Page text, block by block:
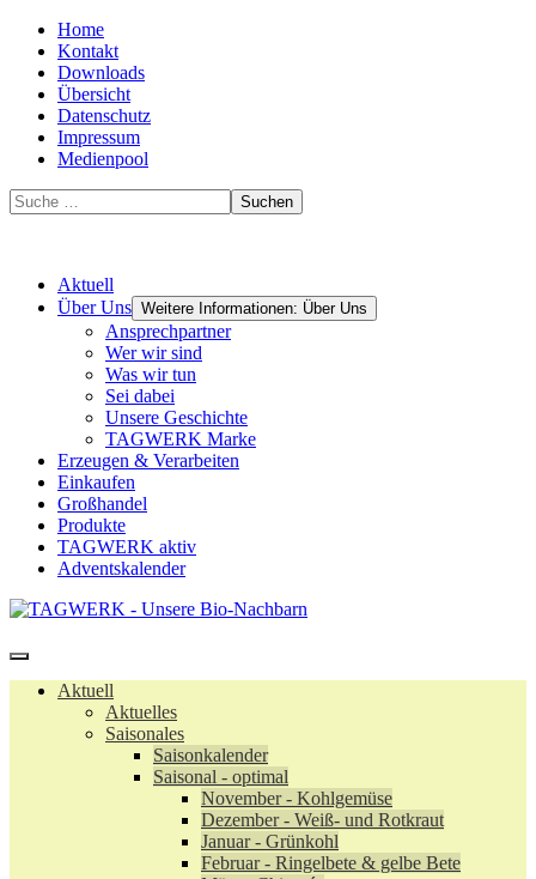
Home
Kontakt
Downloads
Übersicht
Datenschutz
Impressum
Medienpool
Suchen
Aktuell
Über Uns Weitere Informationen: Über Uns
Ansprechpartner
Wer wir sind
Was wir tun
Sei dabei
Unsere Geschichte
TAGWERK Marke
Erzeugen & Verarbeiten
Einkaufen
Großhandel
Produkte
TAGWERK aktiv
Adventskalender
Aktuell
Aktuelles
Saisonales
Saisonkalender
Saisonal - optimal
November - Kohlgemüse
Dezember - Weiß- und Rotkraut
Januar - Grünkohl
Februar - Ringelbete & gelbe Bete